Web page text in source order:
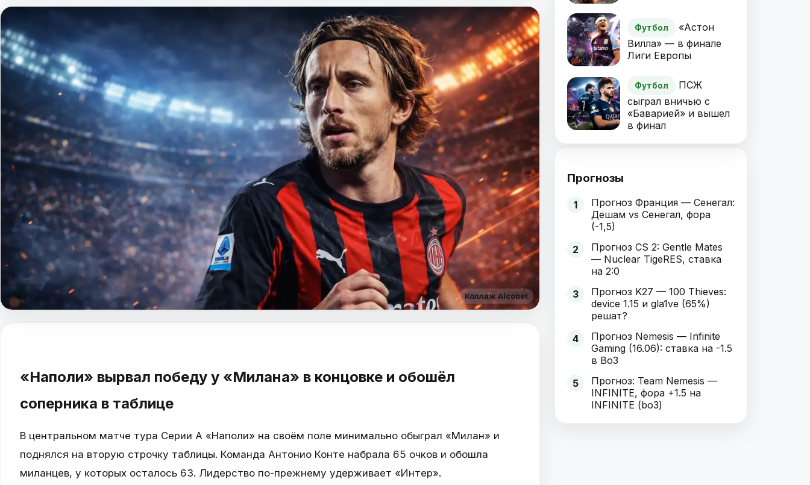
Коллаж Alcobet
«Наполи» вырвал победу у «Милана» в концовке и обошёл
соперника в таблице
В центральном матче тура Серии А «Наполи» на своём поле минимально обыграл «Милан» и
поднялся на вторую строчку таблицы. Команда Антонио Конте набрала 65 очков и обошла
миланцев, у которых осталось 63. Лидерство по-прежнему удерживает «Интер».
Футбол
«Астон
Вилла» — в финале
Лиги Европы
Футбол
ПСЖ
сыграл вничью с
«Баварией» и вышел
в финал
Прогнозы
1
Прогноз Франция — Сенегал:
Дешам vs Сенегал, фора
(-1,5)
2
Прогноз CS 2: Gentle Mates
— Nuclear TigeRES, ставка
на 2:0
3
Прогноз K27 — 100 Thieves:
device 1.15 и gla1ve (65%)
решат?
4
Прогноз Nemesis — Infinite
Gaming (16.06): ставка на -1.5
в Bo3
5
Прогноз: Team Nemesis —
INFINITE, фора +1.5 на
INFINITE (bo3)